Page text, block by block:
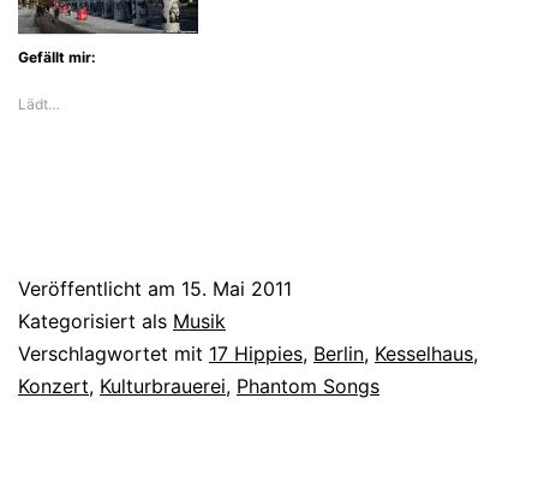
Gefällt mir:
Lädt…
Veröffentlicht am 15. Mai 2011
Kategorisiert als Musik
Verschlagwortet mit 17 Hippies, Berlin, Kesselhaus,
Konzert, Kulturbrauerei, Phantom Songs